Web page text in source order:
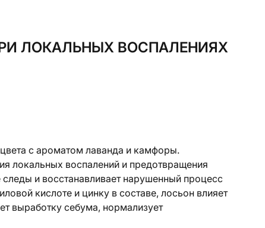
ЛОКАЛЬНЫХ ВОСПАЛЕНИЯХ
с ароматом лаванда и камфоры.
локальных воспалений и предотвращения
и восстанавливает нарушенный процесс
кислоте и цинку в составе, лосьон влияет
выработку себума, нормализует